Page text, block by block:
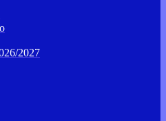
2027